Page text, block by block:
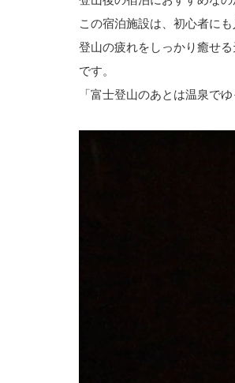
この宿泊施設は、初心者に
登山の疲れをしっかり癒せ
です。
「富士登山のあとは温泉で